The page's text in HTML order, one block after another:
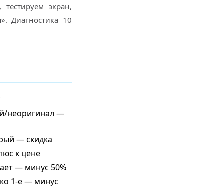
экран,
Диагностика 10
неоригинал —
— скидка
к цене
— минус 50%
1-е — минус